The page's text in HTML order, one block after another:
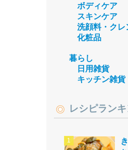
ボディケア
スキンケア
洗顔料・クレ
化粧品
暮らし
日用雑貨
キッチン雑貨
レシピラン